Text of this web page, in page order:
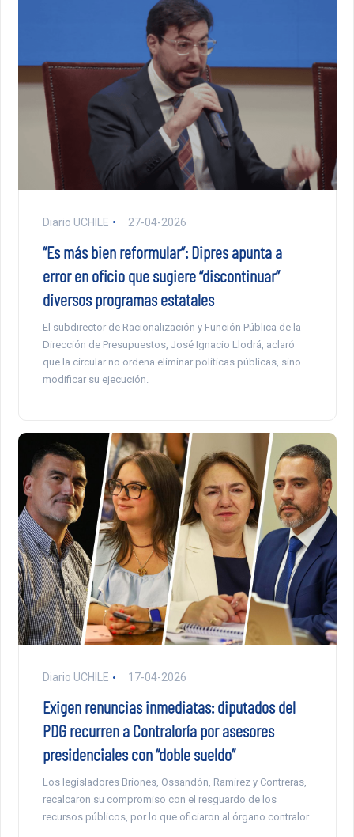
Diario UCHILE 27-04-2026
“Es más bien reformular”: Dipres apunta a
error en oficio que sugiere “discontinuar”
diversos programas estatales
El subdirector de Racionalización y Función Pública de la
Dirección de Presupuestos, José Ignacio Llodrá, aclaró
que la circular no ordena eliminar políticas públicas, sino
modificar su ejecución.
Diario UCHILE 17-04-2026
Exigen renuncias inmediatas: diputados del
PDG recurren a Contraloría por asesores
presidenciales con “doble sueldo”
Los legisladores Briones, Ossandón, Ramírez y Contreras,
recalcaron su compromiso con el resguardo de los
recursos públicos, por lo que oficiaron al órgano contralor.